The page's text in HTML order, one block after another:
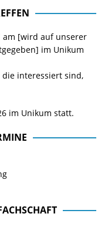
am [wird auf unserer
im Unikum
interessiert sind,
im Unikum statt.